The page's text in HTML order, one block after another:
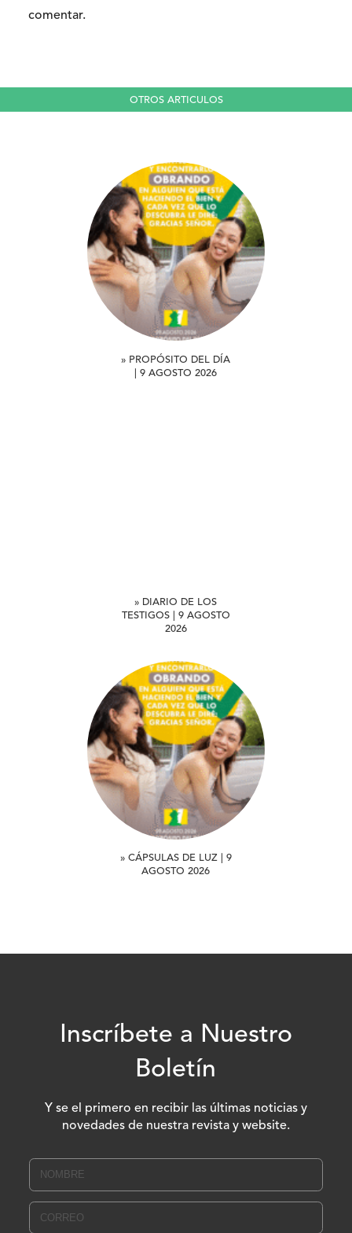
comentar.
OTROS ARTICULOS
» PROPÓSITO DEL DÍA
| 9 AGOSTO 2026
» DIARIO DE LOS
TESTIGOS | 9 AGOSTO
2026
» CÁPSULAS DE LUZ | 9
AGOSTO 2026
Inscríbete a Nuestro
Boletín
Y se el primero en recibir las últimas noticias y
novedades de nuestra revista y website.